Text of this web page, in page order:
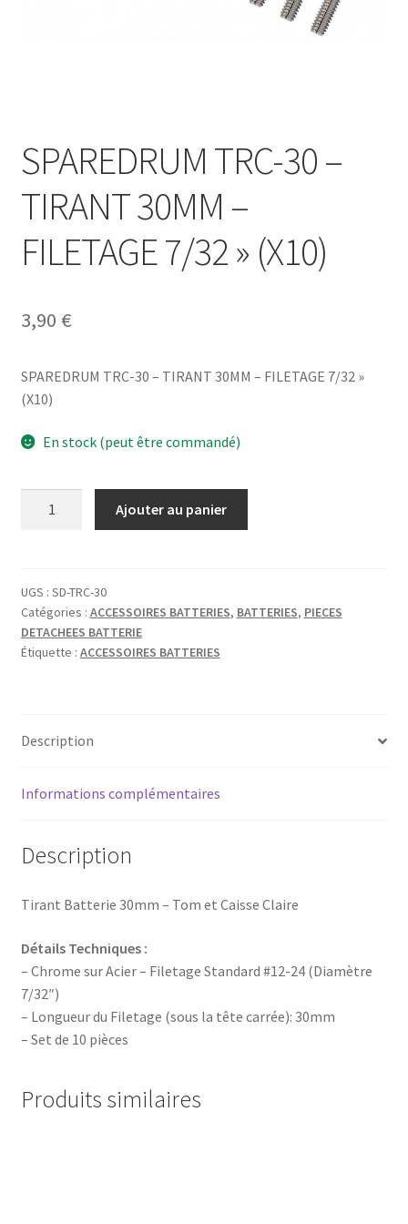
SPAREDRUM TRC-30 –
TIRANT 30MM –
FILETAGE 7/32 » (X10)
3,90 €
SPAREDRUM TRC-30 – TIRANT 30MM – FILETAGE 7/32 »
(X10)
En stock (peut être commandé)
30
-
TIRANT
30MM
(X10)
Ajouter au panier
UGS : SD-TRC-30
Catégories : ACCESSOIRES BATTERIES, BATTERIES, PIECES
DETACHEES BATTERIE
Étiquette : ACCESSOIRES BATTERIES
Description
Informations complémentaires
Description
Tirant Batterie 30mm – Tom et Caisse Claire
Détails Techniques :
– Chrome sur Acier – Filetage Standard #12-24 (Diamètre
7/32″)
– Longueur du Filetage (sous la tête carrée): 30mm
– Set de 10 pièces
Produits similaires